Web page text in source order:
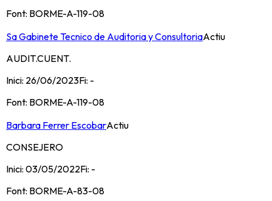
Font: BORME-A-119-08
Sa Gabinete Tecnico de Auditoria y ConsultoriaActiu
AUDIT.CUENT.
Inici: 26/06/2023Fi: -
Font: BORME-A-119-08
Barbara Ferrer EscobarActiu
CONSEJERO
Inici: 03/05/2022Fi: -
Font: BORME-A-83-08